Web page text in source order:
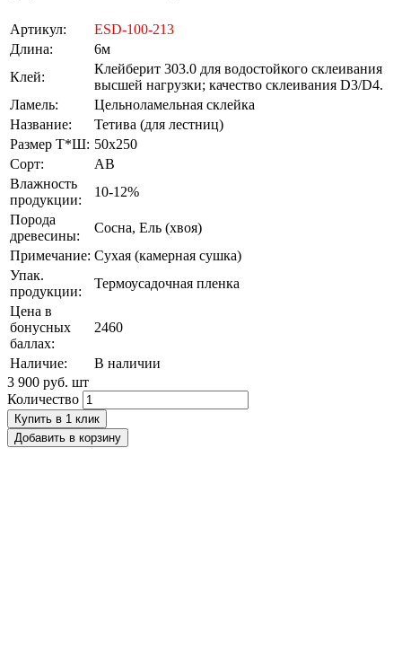
Артикул:
ESD-100-213
Длина:
6м
Клей:
Клейберит 303.0 для водостойкого склеивания
высшей нагрузки; качество склеивания D3/D4.
Ламель:
Цельноламельная склейка
Название:
Тетива (для лестниц)
Размер Т*Ш: 50х250
Сорт:
AB
Влажность
продукции:
10-12%
Порода
древесины:
Сосна, Ель (хвоя)
Примечание: Сухая (камерная сушка)
Упак.
продукции:
Термоусадочная пленка
Цена в
бонусных
баллах:
2460
Наличие:
В наличии
3 900 руб. шт
Количество
Купить в 1 клик
Добавить в корзину